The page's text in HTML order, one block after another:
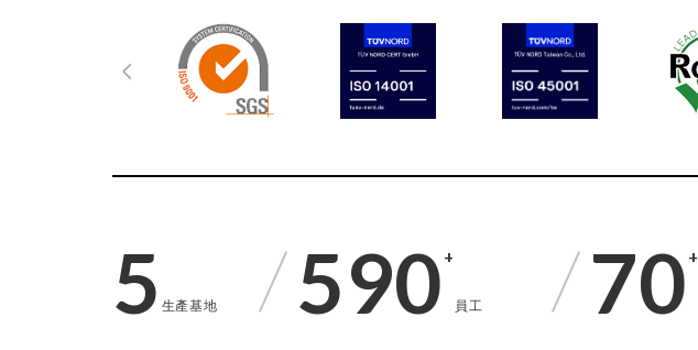
5 生產基地 590 +
員工 70 +